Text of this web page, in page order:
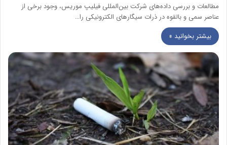
مطالعات و بررسی‌ داده‌های شرکت بین‌المللی فیلیپ موریس، وجود برخی از
عناصر سمی و بالقوه در ذرات سیگارهای الکترونیکی را…
بیشتر بخوانید »